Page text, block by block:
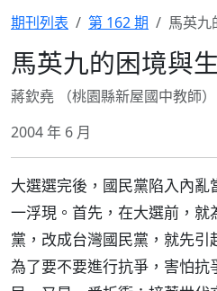
期刊列表 第 162 期 馬英九
馬英九的困境與
蔣欽堯 （桃園縣新屋國中教師）
2004 年 6 月
大選選完後，國民黨陷入內
一浮現。首先，在大選前，就
黨，改成台灣國民黨，就先引
為了要不要進行抗爭，害怕抗